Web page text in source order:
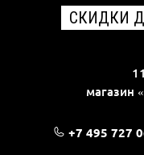
СКИДКИ
магазин
+7 495 727